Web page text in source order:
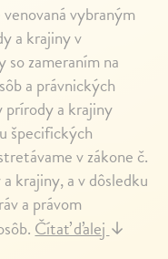
vybraným
a krajiny v
zameraním na
a právnických
prírody a krajiny
špecifických
v zákone č.
krajiny, a v dôsledku
a právom
Čítať ďalej↓